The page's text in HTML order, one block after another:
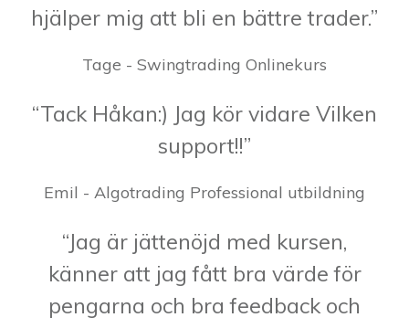
hjälper mig att bli en bättre trader.”
Tage - Swingtrading Onlinekurs
“Tack Håkan:) Jag kör vidare Vilken
support!!”
Emil - Algotrading Professional utbildning
“Jag är jättenöjd med kursen,
känner att jag fått bra värde för
pengarna och bra feedback och